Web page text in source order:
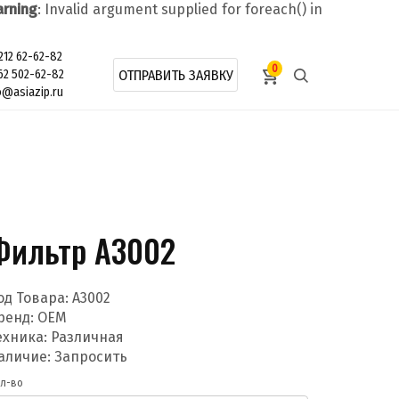
: Invalid argument supplied for foreach() in
62-62-82
502-62-82
ОТПРАВИТЬ ЗАЯВКУ 0
A3002
Товара: A3002
OEM
Различная
Запросить
во